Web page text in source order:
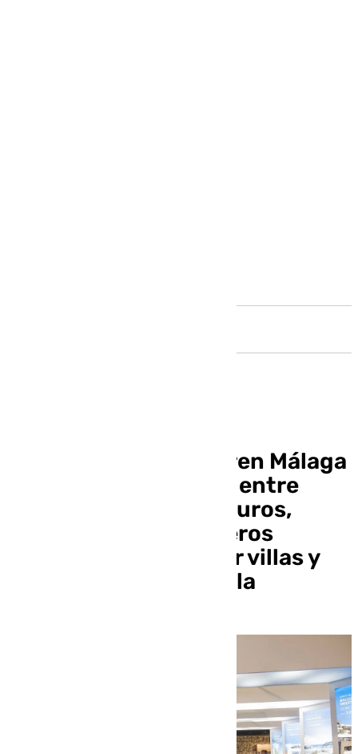
Los españoles prefieren Málaga
con presupuestos de entre
500.000 y 700.000 euros,
mientras los extranjeros
siguen apostando por villas y
obra nueva en Marbella